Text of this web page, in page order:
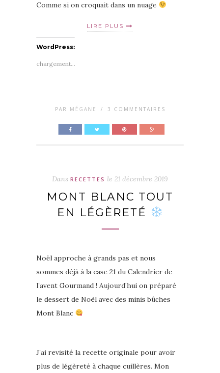
Comme si on croquait dans un nuage
LIRE PLUS
WordPress:
chargement…
PAR MÉGANE / 3 COMMENTAIRES
Dans RECETTES le 21 décembre 2019
MONT BLANC TOUT
EN LÉGÈRETÉ
Noël approche à grands pas et nous
sommes déjà à la case 21 du Calendrier de
l’avent Gourmand ! Aujourd’hui on préparé
le dessert de Noël avec des minis bûches
Mont Blanc
J’ai revisité la recette originale pour avoir
plus de légèreté à chaque cuillères. Mon